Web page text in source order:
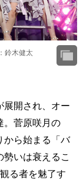
鈴木健太
展開され、オー
。菅原咲月の
から始まる「バ
いは衰えるこ
る者を魅了す